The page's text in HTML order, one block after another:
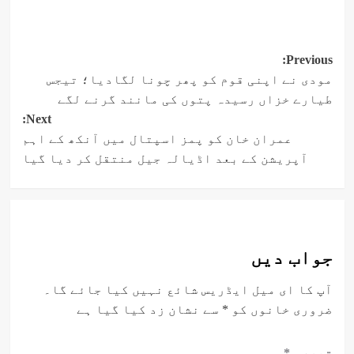
Post
navigation
Previous:
مودی نے اپنی قوم کو پھر چونا لگادیا؛ تیجس
طیارے خزاں رسیدہ پتوں کی مانند گرنے لگے
Next:
عمران خان کو پمز اسپتال میں آنکھ کے اہم
آپریشن کے بعد اڈیالہ جیل منتقل کر دیا گیا
جواب دیں
آپ کا ای میل ایڈریس شائع نہیں کیا جائے گا۔
ضروری خانوں کو * سے نشان زد کیا گیا ہے